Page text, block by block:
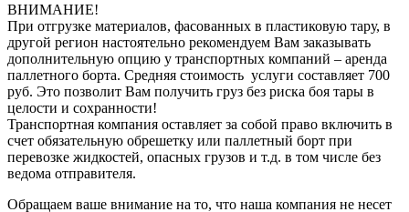
ВНИМАНИЕ!
При отгрузке материалов, фасованных в пластиковую тару, в
другой регион настоятельно рекомендуем Вам заказывать
дополнительную опцию у транспортных компаний – аренда
паллетного борта. Средняя стоимость услуги составляет 700
руб. Это позволит Вам получить груз без риска боя тары в
целости и сохранности!
Транспортная компания оставляет за собой право включить в
счет обязательную обрешетку или паллетный борт при
перевозке жидкостей, опасных грузов и т.д. в том числе без
ведома отправителя.
Обращаем ваше внимание на то, что наша компания не несет